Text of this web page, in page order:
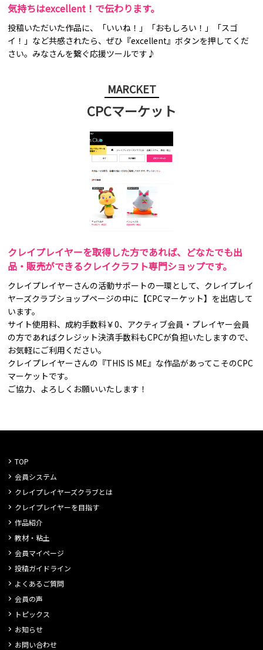
気持ちはexcellent！で伝わります。
投稿いただいた作品に、「いいね！」「おもしろい！」「スゴ
イ！」など共感されたら、ぜひ『excellent』ボタンを押してくだ
さい。みなさんを繋ぐ応援ツールです♪
MARCKET
CPCマーケット
クレイプレイヤーを取得した方であれば、どなたでも出
品・販売ができるクレイクラフト専門ショップです。
クレイプレイヤーさんの活動サポートの一環として、クレイプレイ
ヤーズクラブショップページの中に【CPCマーケット】を出店して
います。
サイト使用料、成約手数料￥0、アクティブ会員・プレイヤー会員
の方であればクレジット決済手数料もCPCが負担いたしますので、
お気軽にご利用ください。
クレイプレイヤーさんの『THIS IS ME』な作品があってこそのCPC
マーケットです。
ご協力、よろしくお願いいたします！
TOP
会員システム
クレイプレイヤーズクラブとは
クレイプレイヤーを目指す
作品紹介
教材・粘土
会員マイページ
投稿ガイドライン
よくあるご質問
会員の声
トピックス
お知らせ
お問い合わせ